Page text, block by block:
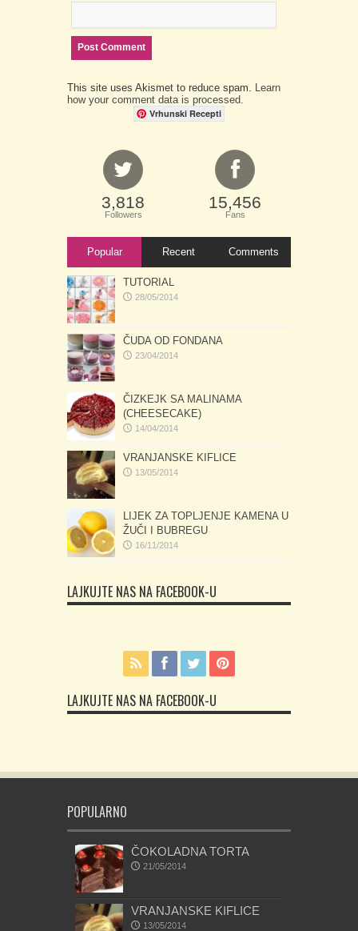
This site uses Akismet to reduce spam.
Learn
how your comment data is processed.
Vrhunski Recepti
3,818
Followers
15,456
Fans
Popular Recent Comments
TUTORIAL
28/05/2014
ČUDA OD FONDANA
23/04/2014
ČIZKEJK SA MALINAMA
(CHEESECAKE)
14/04/2014
VRANJANSKE KIFLICE
13/05/2014
LIJEK ZA TOPLJENJE KAMENA U
ŽUČI I BUBREGU
16/11/2014
LAJKUJTE NAS NA FACEBOOK-U
LAJKUJTE NAS NA FACEBOOK-U
POPULARNO
ČOKOLADNA TORTA
21/05/2014
VRANJANSKE KIFLICE
13/05/2014